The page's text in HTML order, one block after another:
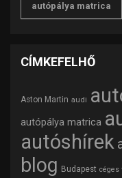
autópálya matrica
CÍMKEFELHŐ
Aston Martin audi
autópálya matrica
autóshírek
blog Budapest céges